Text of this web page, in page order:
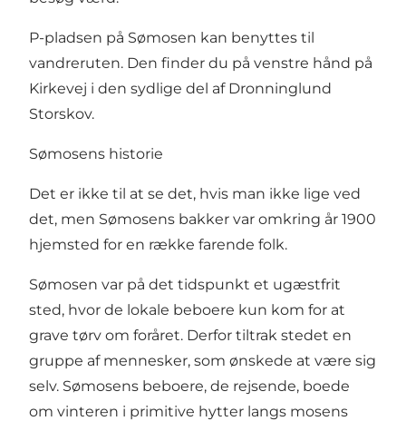
P-pladsen på Sømosen kan benyttes til
vandreruten. Den finder du på venstre hånd på
Kirkevej i den sydlige del af Dronninglund
Storskov.
Sømosens historie
Det er ikke til at se det, hvis man ikke lige ved
det, men Sømosens bakker var omkring år 1900
hjemsted for en række farende folk.
Sømosen var på det tidspunkt et ugæstfrit
sted, hvor de lokale beboere kun kom for at
grave tørv om foråret. Derfor tiltrak stedet en
gruppe af mennesker, som ønskede at være sig
selv. Sømosens beboere, de rejsende, boede
om vinteren i primitive hytter langs mosens